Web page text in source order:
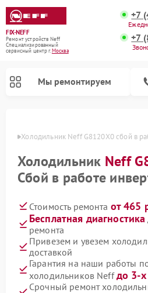
FIX-NEFF
Ремонт устройств Neff
Специализированный
cервисный центр г.Москва
+7
+7
Мы ремонтируем
Холодильник Neff G8120X0 сбой в
Холодильник Neff
Сбой в работе
Стоимость ремонта от 465
Бесплатная диагностика
ремонта
Привезем и увезем
доставкой
Гарантия на наши работы
холодильников Neffдо 3-х
Срочный ремонт